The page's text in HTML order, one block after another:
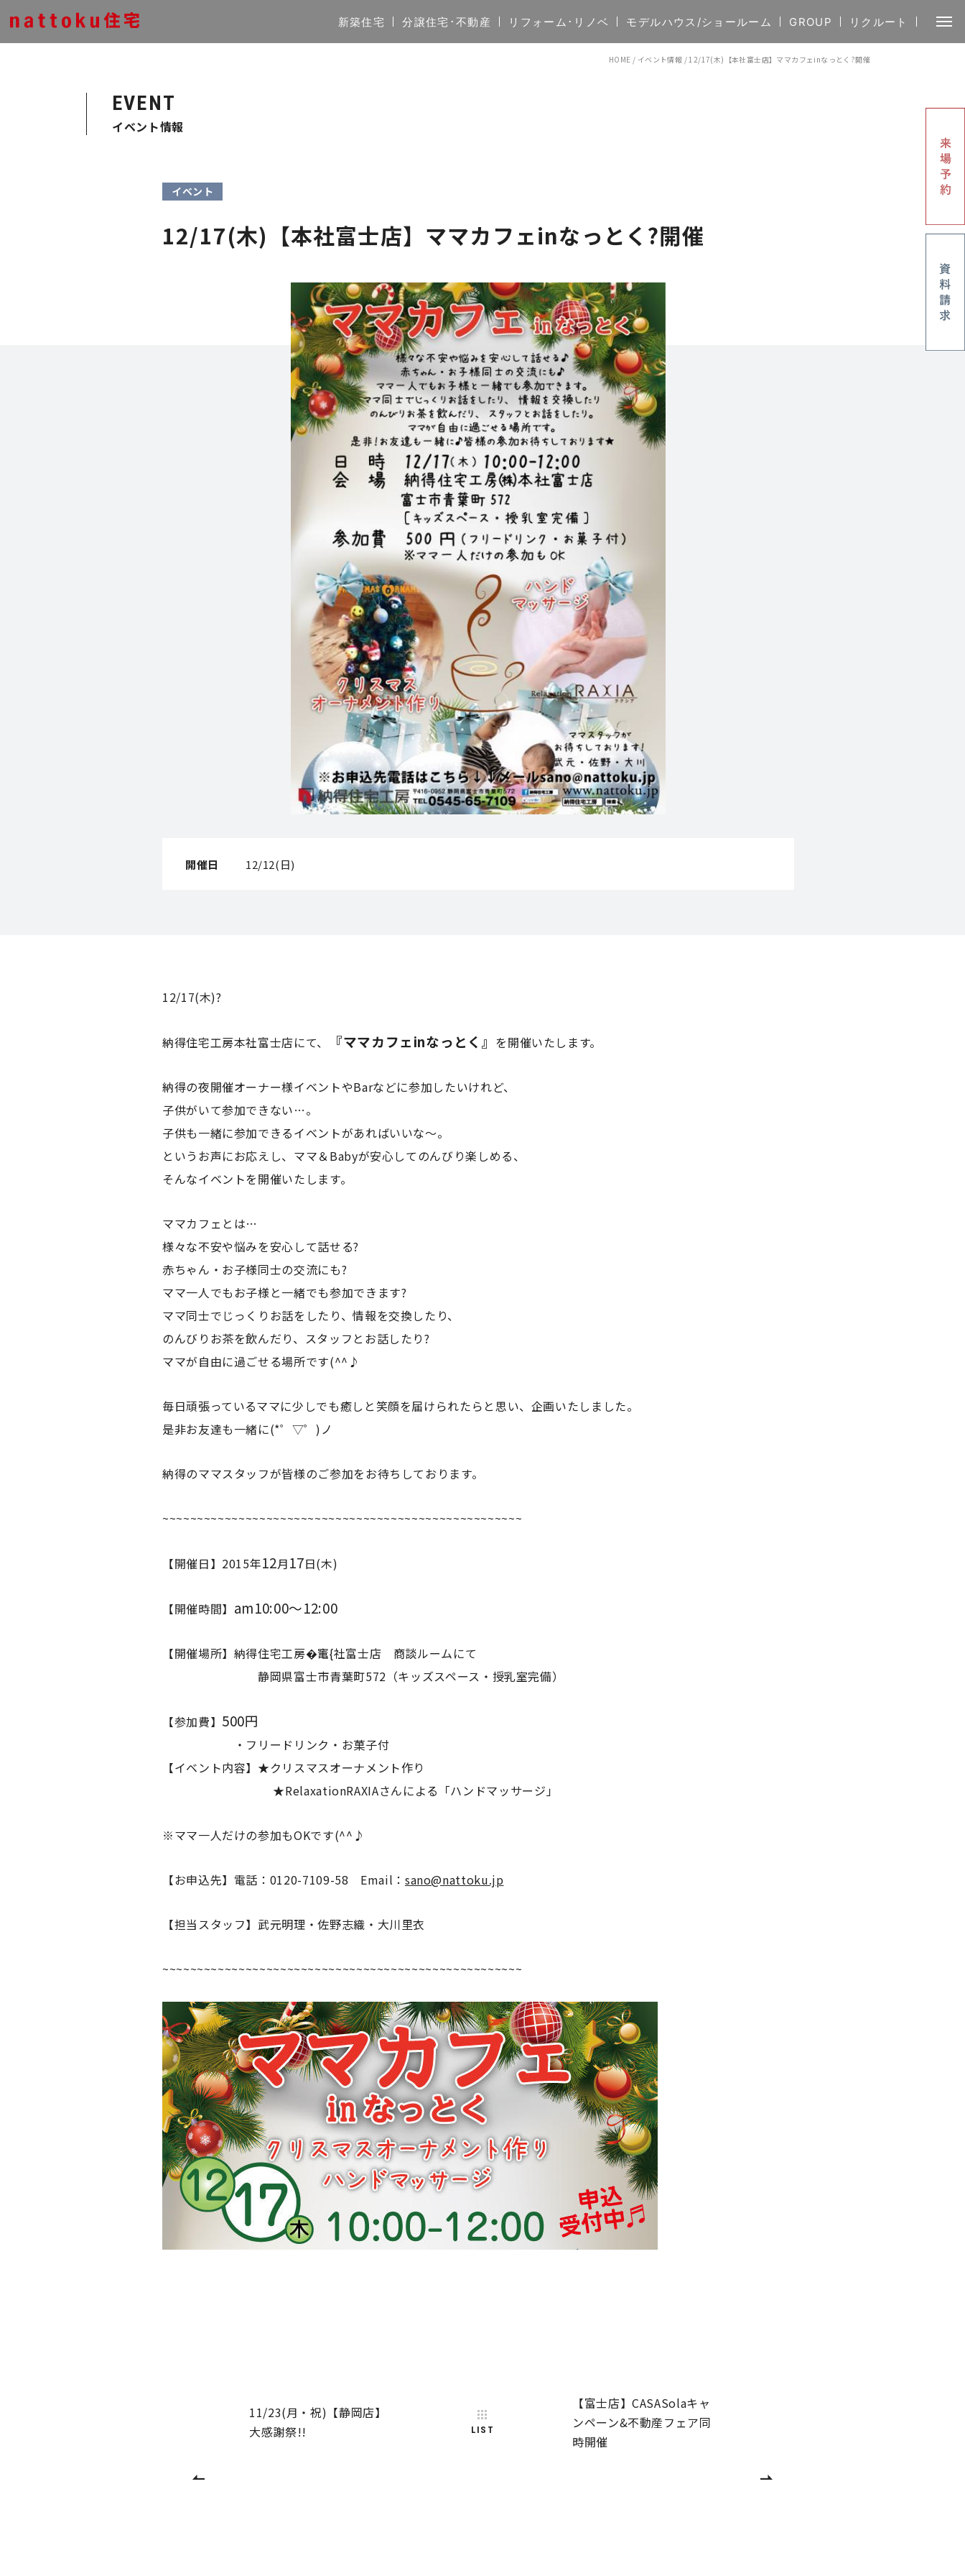
新築住宅 分譲住宅･不動産 リフォーム･リノベ モデルハウス/ショールーム GROUP リクルート
HOME / イベント情報 /12/17(木)【本社富士店】ママカフェinなっとく?開催
EVENT
イベント情報
イベント
12/17(木)【本社富士店】ママカフェinなっとく?開催
開催日 12/12(日)
12/17(木)?
納得住宅工房本社富士店にて、 『ママカフェinなっとく』 を開催いたします。
納得の夜開催オーナー様イベントやBarなどに参加したいけれど、
子供がいて参加できない…。
子供も一緒に参加できるイベントがあればいいな〜。
というお声にお応えし、ママ＆Babyが安心してのんびり楽しめる、
そんなイベントを開催いたします。
ママカフェとは…
様々な不安や悩みを安心して話せる?
赤ちゃん・お子様同士の交流にも?
ママ一人でもお子様と一緒でも参加できます?
ママ同士でじっくりお話をしたり、情報を交換したり、
のんびりお茶を飲んだり、スタッフとお話したり?
ママが自由に過ごせる場所です(^^♪
毎日頑張っているママに少しでも癒しと笑顔を届けられたらと思い、企画いたしました。
是非お友達も一緒に(*゜▽゜)ノ
納得のママスタッフが皆様のご参加をお待ちしております。
~~~~~~~~~~~~~~~~~~~~~~~~~~~~~~~~~~~~~~~~~~~~~~~~~~~~
【開催日】 2015年12月17日(木)
【開催時間】 am10:00〜12:00
【開催場所】納得住宅工房�竃{社富士店 商談ルームにて
静岡県富士市青葉町572（キッズスペース・授乳室完備）
【参加費】 500円
・フリードリンク・お菓子付
【イベント内容】★クリスマスオーナメント作り
★RelaxationRAXIAさんによる「ハンドマッサージ」
※ママ一人だけの参加もOKです(^^♪
【お申込先】電話：0120-7109-58 Email： sano@nattoku.jp
【担当スタッフ】武元明理・佐野志織・大川里衣
~~~~~~~~~~~~~~~~~~~~~~~~~~~~~~~~~~~~~~~~~~~~~~~~~~~~
11/23(月・祝)【静岡店】
大感謝祭!!
LIST
【富士店】CASASolaキャ
ンペーン&不動産フェア同
時開催